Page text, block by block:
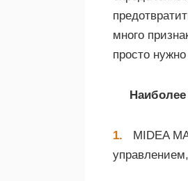
много
просто
MIDEA